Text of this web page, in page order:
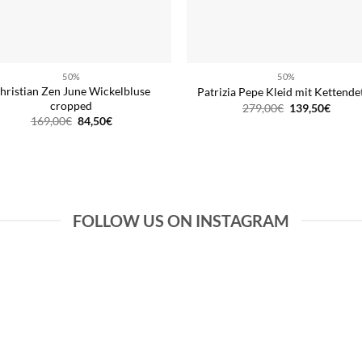
50%
Zen June Wickelbluse
cropped
169,00€ Ursprünglicher
Preis
84,50€Aktueller
50%
Patrizia Pepe Kleid mit
279,00€ Ursprünglicher
Preis
139,50€
FOLLOW US ON INSTAGRAM